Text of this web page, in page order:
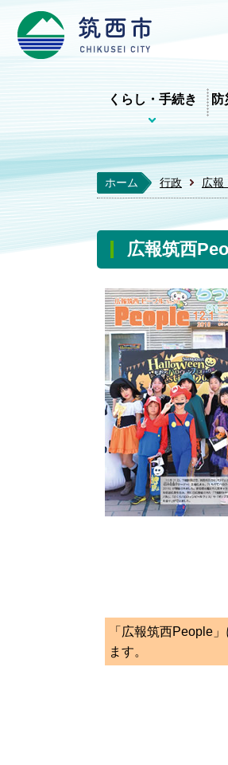
くらし・手続き
ホーム 行政 広報
広報筑西
「広報筑西People
ます。